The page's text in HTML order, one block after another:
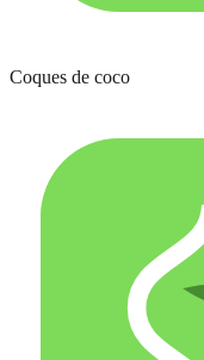
Coques de coco